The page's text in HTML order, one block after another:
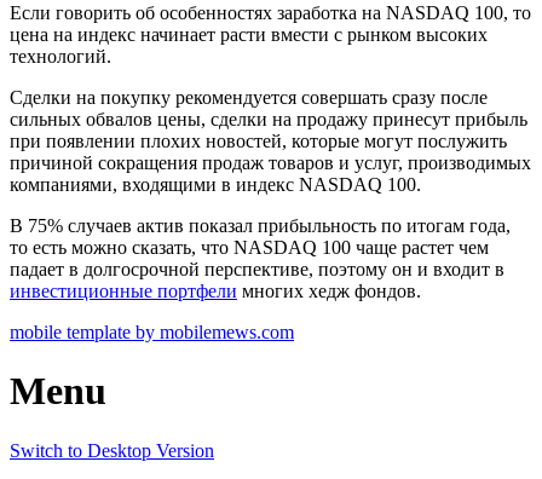
Если говорить об особенностях заработка на NASDAQ 100, то
цена на индекс начинает расти вмести с рынком высоких
технологий.
Сделки на покупку рекомендуется совершать сразу после
сильных обвалов цены, сделки на продажу принесут прибыль
при появлении плохих новостей, которые могут послужить
причиной сокращения продаж товаров и услуг, производимых
компаниями, входящими в индекс NASDAQ 100.
В 75% случаев актив показал прибыльность по итогам года,
то есть можно сказать, что NASDAQ 100 чаще растет чем
падает в долгосрочной перспективе, поэтому он и входит в
инвестиционные портфели многих хедж фондов.
mobile template by mobilemews.com
Menu
Switch to Desktop Version